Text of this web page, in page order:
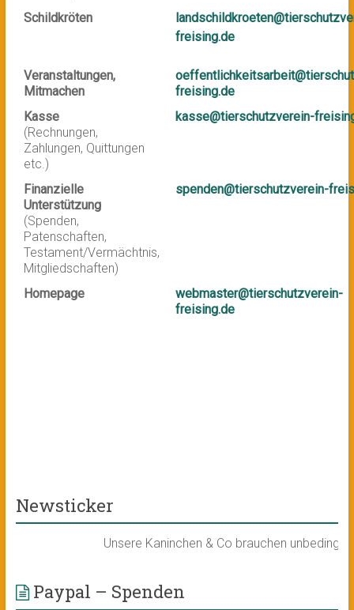
Schildkröten
freising.de
Veranstaltungen,
Mitmachen
freising.de
Kasse
(Rechnungen,
Zahlungen, Quittungen
etc.)
kasse@tierschutzverein-
Finanzielle
Unterstützung
(Spenden,
Patenschaften,
Testament/Vermächtnis,
Mitgliedschaften)
spenden@tierschutzverein-
Homepage
webmaster@tierschutzverein-
freising.de
Newsticker
Unsere Kaninchen & Co brauchen unbedingt
Paypal – Spenden